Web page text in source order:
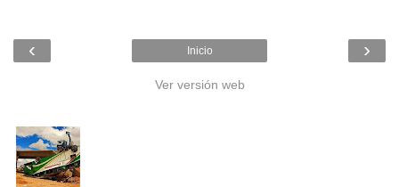
‹ ›
Inicio
Ver versión web